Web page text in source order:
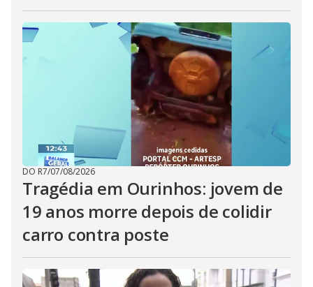
DO R7/07/08/2026
Tragédia em Ourinhos: jovem de
19 anos morre depois de colidir
carro contra poste